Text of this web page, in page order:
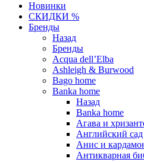
Новинки
СКИДКИ %
Бренды
Назад
Бренды
Acqua dell’Elba
Ashleigh & Burwood
Bago home
Banka home
Назад
Banka home
Агава и
Английский сад
Анис и
Антикварная